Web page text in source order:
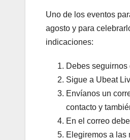
Uno de los eventos
agosto y para
indicaciones:
Debes
Sigue a Ubeat
Envíanos un
contacto y
En el correo
Elegiremos a las